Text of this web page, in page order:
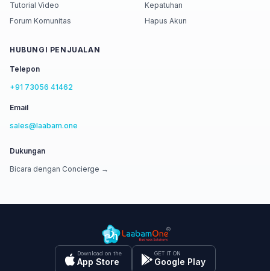
Tutorial Video
Forum Komunitas
Kepatuhan
Hapus Akun
HUBUNGI PENJUALAN
Telepon
+91 73056 41462
Email
sales@laabam.one
Dukungan
Bicara dengan Concierge →
Download on the
App Store
GET IT ON
Google Play